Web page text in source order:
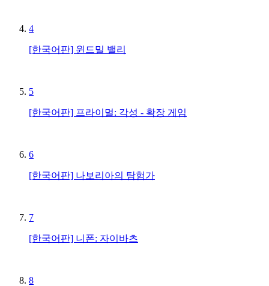
4
[한국어판] 윈드밀 밸리
5
[한국어판] 프라이멀: 각성 - 확장 게임
6
[한국어판] 나보리아의 탐험가
7
[한국어판] 니폰: 자이바츠
8